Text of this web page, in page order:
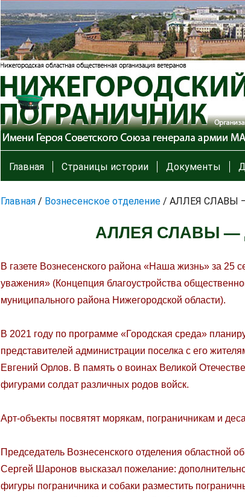
Главная Страницы истории Документы
Главная / Вознесенское отделение / АЛЛЕЯ СЛАВЫ
АЛЛЕЯ СЛАВЫ —
В газете Вознесенского района «Наша жизнь» за
уважения» (Концепция благоустройства
муниципального района Нижегородской области).
В 2021 году по программе «Городская среда»
представителей администрации поселка с его
Евгений Орлов. В память о воинах Великой
фигурами солдат различных родов войск.
Арт-объекты посвятят морякам, пограничникам и
Председатель Вознесенского отделения областной
Сергей Шаронов высказал пожелание:
фигуры пограничника и собаки разместить